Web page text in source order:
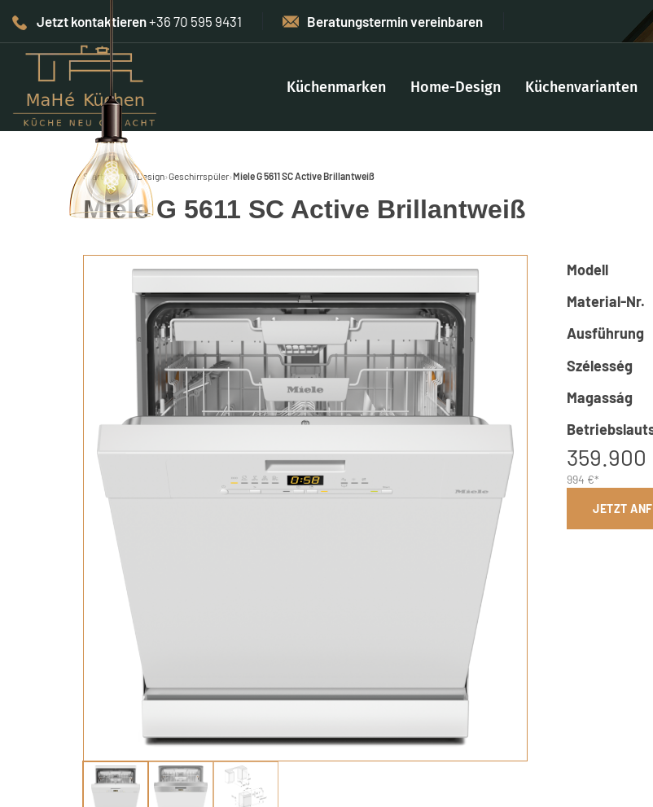
Jetzt kontaktieren+36 70 595 9431 Beratungstermin vereinbaren
Küchenmarken Home-Design Küchenvarianten
Start›Home-Design›Geschirrspüler›Miele G 5611 SC Active Brillantweiß
Miele G 5611 SC Active Brillantweiß
Modell
Material-Nr.
Ausführung
Szélesség
Magasság
359.900
994 €*
JETZT